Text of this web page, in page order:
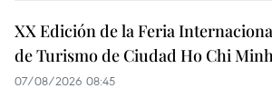
XX Edición de la Feria
de Turismo de Ciudad Ho Chi
07/08/2026 08:45